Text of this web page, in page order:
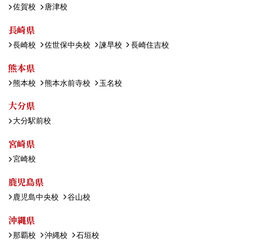
佐賀校 唐津校
長崎県
長崎校 佐世保中央校 諫早校 長崎住吉校
熊本県
熊本校 熊本水前寺校 玉名校
大分県
大分駅前校
宮崎県
宮崎校
鹿児島県
鹿児島中央校 谷山校
沖縄県
那覇校 沖縄校 石垣校